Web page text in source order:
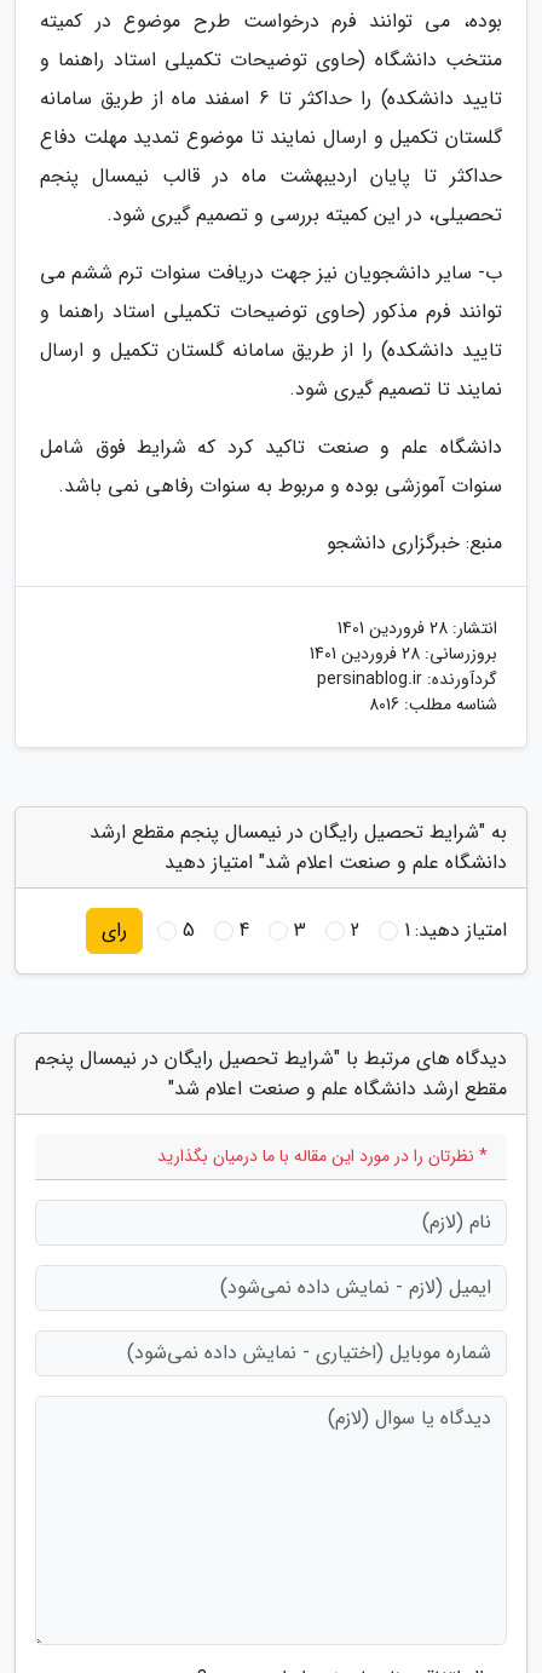
بوده، می توانند فرم درخواست طرح موضوع در کمیته
منتخب دانشگاه (حاوی توضیحات تکمیلی استاد راهنما و
تایید دانشکده) را حداکثر تا 6 اسفند ماه از طریق سامانه
گلستان تکمیل و ارسال نمایند تا موضوع تمدید مهلت دفاع
حداکثر تا پایان اردیبهشت ماه در قالب نیمسال پنجم
تحصیلی، در این کمیته بررسی و تصمیم گیری شود.
ب- سایر دانشجویان نیز جهت دریافت سنوات ترم ششم می
توانند فرم مذکور (حاوی توضیحات تکمیلی استاد راهنما و
تایید دانشکده) را از طریق سامانه گلستان تکمیل و ارسال
نمایند تا تصمیم گیری شود.
دانشگاه علم و صنعت تاکید کرد که شرایط فوق شامل
سنوات آموزشی بوده و مربوط به سنوات رفاهی نمی باشد.
منبع: خبرگزاری دانشجو
انتشار: 28 فروردین 1401
بروزرسانی: 28 فروردین 1401
گردآورنده: persinablog.ir
شناسه مطلب: 8016
به "شرایط تحصیل رایگان در نیمسال پنجم مقطع ارشد
دانشگاه علم و صنعت اعلام شد" امتیاز دهید
امتیاز دهید:1
2
3
4
5 رای
دیدگاه های مرتبط با "شرایط تحصیل رایگان در نیمسال پنجم
مقطع ارشد دانشگاه علم و صنعت اعلام شد"
* نظرتان را در مورد این مقاله با ما درمیان بگذارید